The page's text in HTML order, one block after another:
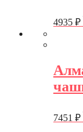
4935 ₽
7451 ₽